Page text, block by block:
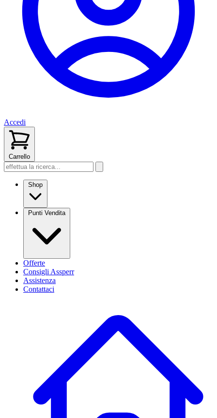
Accedi
Carrello
Shop
Punti Vendita
Offerte
Consigli Assperr
Assistenza
Contattaci